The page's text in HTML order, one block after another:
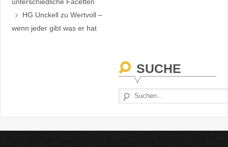
HG Unckell zuWertvoll –
wenn jeder gibt was er hat
SUCHE